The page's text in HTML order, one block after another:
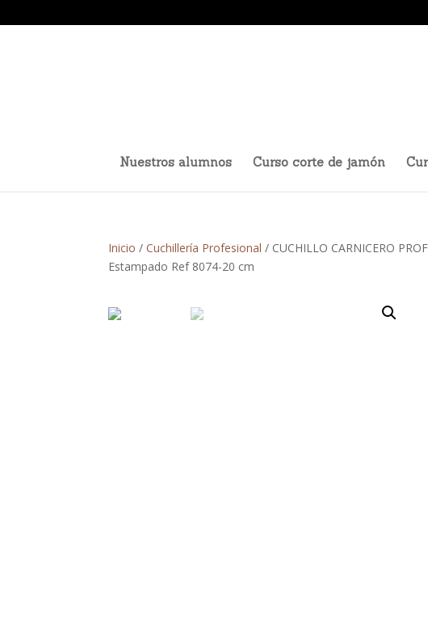
Nuestros alumnos Curso corte de jamón
Inicio /Cuchillería Profesional / CUCHILLO CARNICERO
Estampado Ref 8074-20 cm